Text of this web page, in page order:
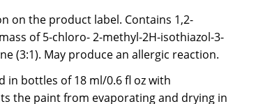
on the product label. Contains 1,2-
of 5-chloro- 2-methyl-2H-isothiazol-3-
(3:1). May produce an allergic reaction.
in bottles of 18 ml/0.6 fl oz with
the paint from evaporating and drying in